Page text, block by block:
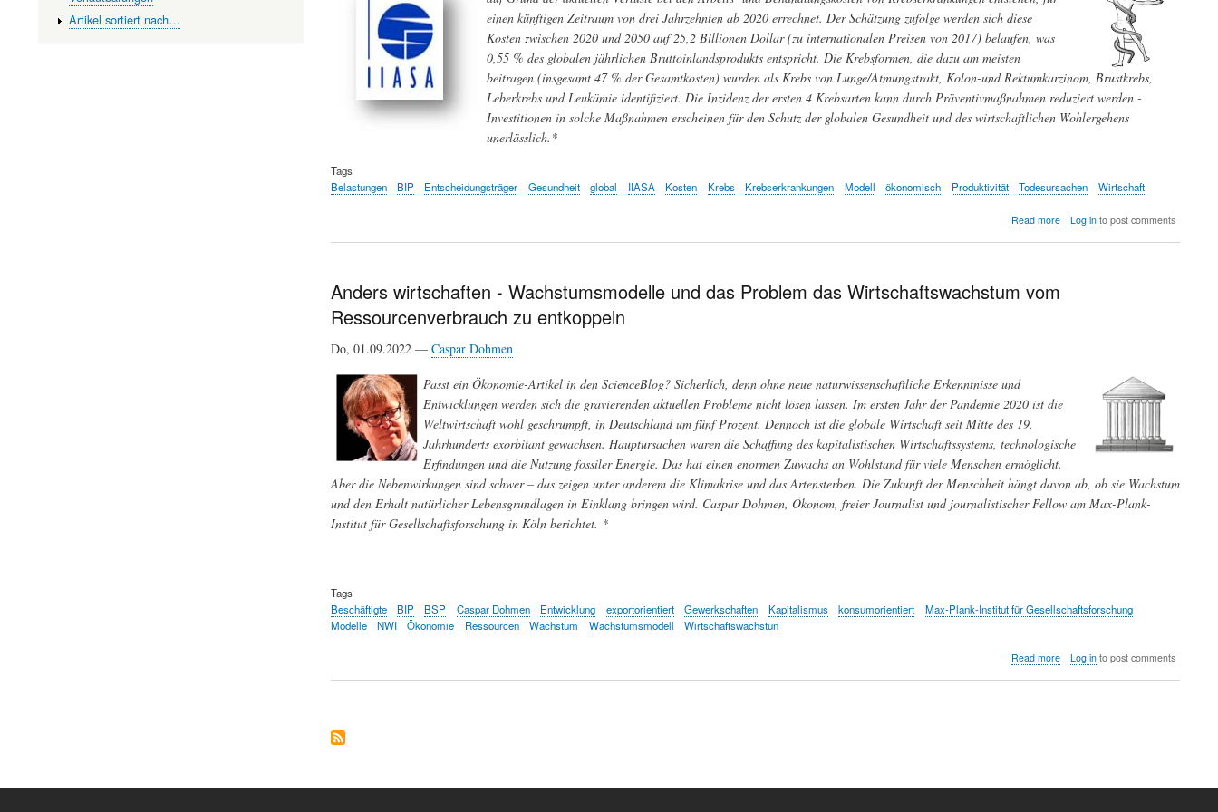
einen künftigen Zeitraum von drei Jahrzehnten ab 2020 errechnet. Der Schätzung zufolge werden sich diese
Kosten zwischen 2020 und 2050 auf 25,2 Billionen Dollar (zu internationalen Preisen von 2017) belaufen, was
0,55 % des globalen jährlichen Bruttoinlandsprodukts entspricht. Die Krebsformen, die dazu am meisten
beitragen (insgesamt 47 % der Gesamtkosten) wurden als Krebs von Lunge/Atmungstrakt, Kolon-und Rektumkarzinom, Brustkrebs,
Leberkrebs und Leukämie identifiziert. Die Inzidenz der ersten 4 Krebsarten kann durch Präventivmaßnahmen reduziert werden -
Investitionen in solche Maßnahmen erscheinen für den Schutz der globalen Gesundheit und des wirtschaftlichen Wohlergehens
unerlässlich.*
Tags
Belastungen
BIP Entscheidungsträger Gesundheit global IIASA Kosten Krebs Krebserkrankungen Modell ökonomisch Produktivität Todesursachen Wirtschaft
Read moreabout
Log into post comments
Anders wirtschaften - Wachstumsmodelle und das Problem das Wirtschaftswachstum vom
Ressourcenverbrauch zu entkoppeln
Do, 01.09.2022 — Caspar Dohmen
Passt ein Ökonomie-Artikel in den ScienceBlog? Sicherlich, denn ohne neue naturwissenschaftliche Erkenntnisse und
Entwicklungen werden sich die gravierenden aktuellen Probleme nicht lösen lassen. Im ersten Jahr der Pandemie 2020 ist die
Weltwirtschaft wohl geschrumpft, in Deutschland um fünf Prozent. Dennoch ist die globale Wirtschaft seit Mitte des 19.
Jahrhunderts exorbitant gewachsen. Hauptursachen waren die Schaffung des kapitalistischen Wirtschaftssystems, technologische
Erfindungen und die Nutzung fossiler Energie. Das hat einen enormen Zuwachs an Wohlstand für viele Menschen ermöglicht.
Aber die Nebenwirkungen sind schwer – das zeigen unter anderem die Klimakrise und das Artensterben. Die Zukunft der Menschheit hängt davon ab, ob sie Wachstum
und den Erhalt natürlicher Lebensgrundlagen in Einklang bringen wird. Caspar Dohmen, Ökonom, freier Journalist und journalistischer Fellow am Max-Plank-
Institut für Gesellschaftsforschung in Köln berichtet. *
Tags
Beschäftigte
BIP BSP Caspar Dohmen Entwicklung exportorientiert Gewerkschaften Kapitalismus konsumorientiert
Max-Plank-Institut für Gesellschaftsforschung
Modelle
NWI Ökonomie Ressourcen Wachstum Wachstumsmodell Wirtschaftswachstun
Read moreabout
Log into post comments
Artikel sortiert nach…